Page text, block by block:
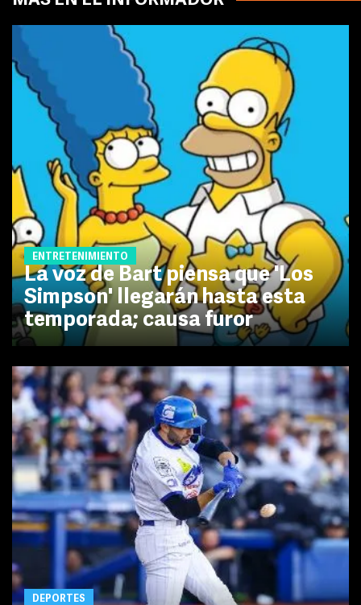
ENTRETENIMIENTO
La voz de Bart piensa que 'Los
Simpson' llegarán hasta esta
temporada; causa furor
DEPORTES